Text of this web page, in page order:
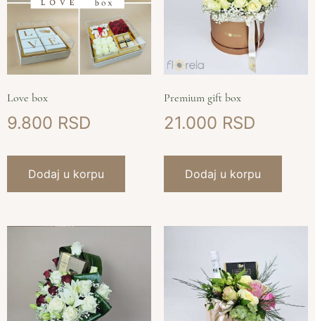
Love box
9.800
Dodaj u korpu
Premium gift box
21.000
Dodaj u korpu